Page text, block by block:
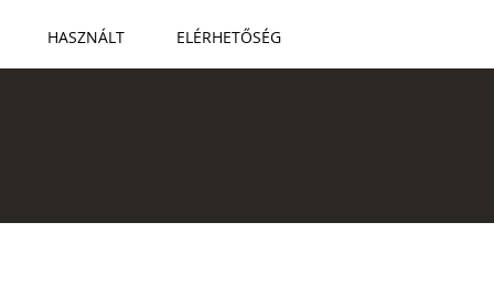
HASZNÁLT ELÉRHETŐSÉG